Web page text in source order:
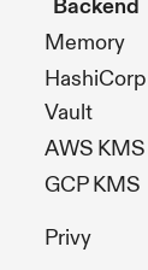
Backend
Memory
HashiCorp
Vault
AWS KMS
GCP KMS
Privy